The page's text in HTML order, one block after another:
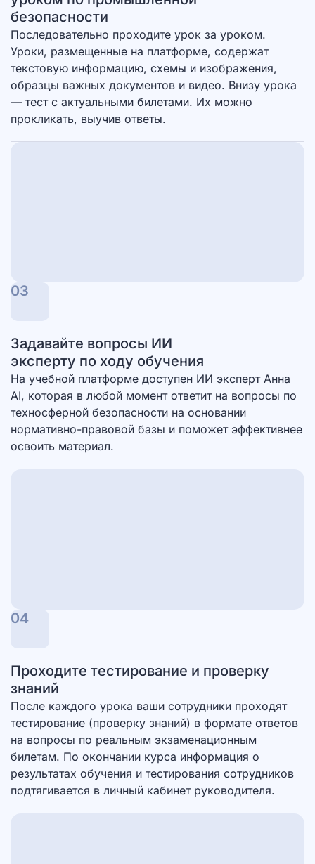
безопасности
Последовательно проходите урок за уроком.
Уроки, размещенные на платформе, содержат
текстовую информацию, схемы и изображения,
образцы важных документов и видео. Внизу урока
— тест с актуальными билетами. Их можно
прокликать, выучив ответы.
03
Задавайте вопросы ИИ
эксперту по ходу обучения
На учебной платформе доступен ИИ эксперт Анна
AI, которая в любой момент ответит на вопросы по
техносферной безопасности на основании
нормативно-правовой базы и поможет эффективнее
освоить материал.
04
Проходите тестирование и проверку
знаний
После каждого урока ваши сотрудники проходят
тестирование (проверку знаний) в формате ответов
на вопросы по реальным экзаменационным
билетам. По окончании курса информация о
результатах обучения и тестирования сотрудников
подтягивается в личный кабинет руководителя.